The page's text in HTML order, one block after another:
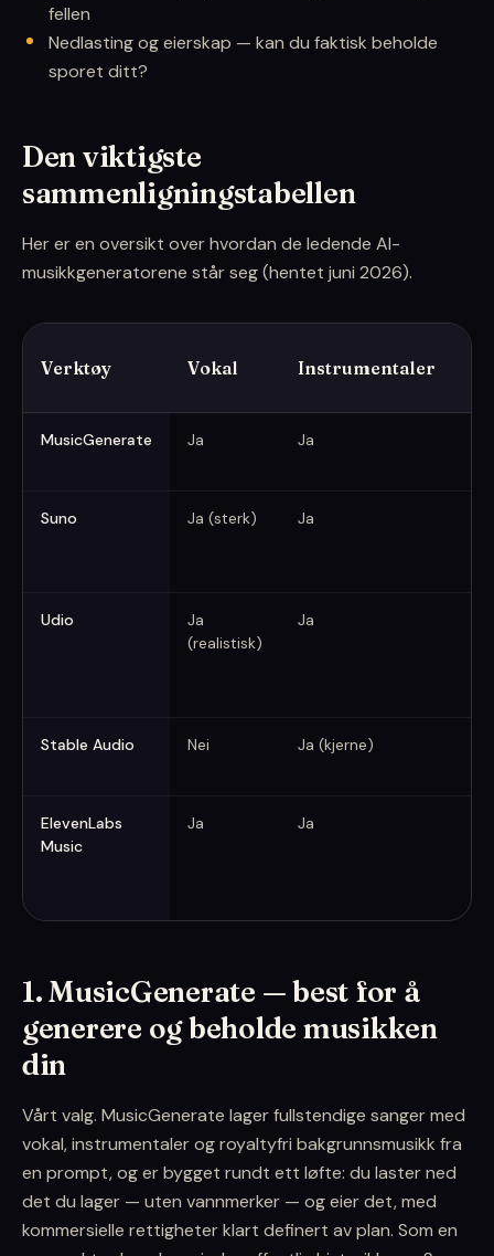
fellen
Nedlasting og eierskap — kan du faktisk beholde
sporet ditt?
Den viktigste
sammenligningstabellen
Her er en oversikt over hvordan de ledende AI-
musikkgeneratorene står seg (hentet juni 2026).
Verktøy Vokal Instrumentaler
MusicGenerate Ja Ja
Suno Ja (sterk) Ja
Udio
Ja
(realistisk)
Ja
Stable Audio Nei Ja (kjerne)
ElevenLabs
Music
Ja Ja
1. MusicGenerate — best for å
generere og beholde musikken
din
Vårt valg. MusicGenerate lager fullstendige sanger med
vokal, instrumentaler og royaltyfri bakgrunnsmusikk fra
en prompt, og er bygget rundt ett løfte: du laster ned
det du lager — uten vannmerker — og eier det, med
kommersielle rettigheter klart definert av plan. Som en